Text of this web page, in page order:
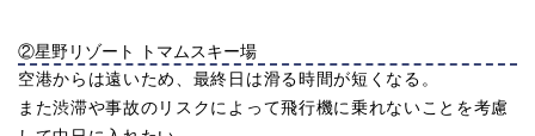
②星野リゾート トマムスキー場
空港からは遠いため、最終日は滑る時間が短くなる。
また渋滞や事故のリスクによって飛行機に乗れないことを考慮